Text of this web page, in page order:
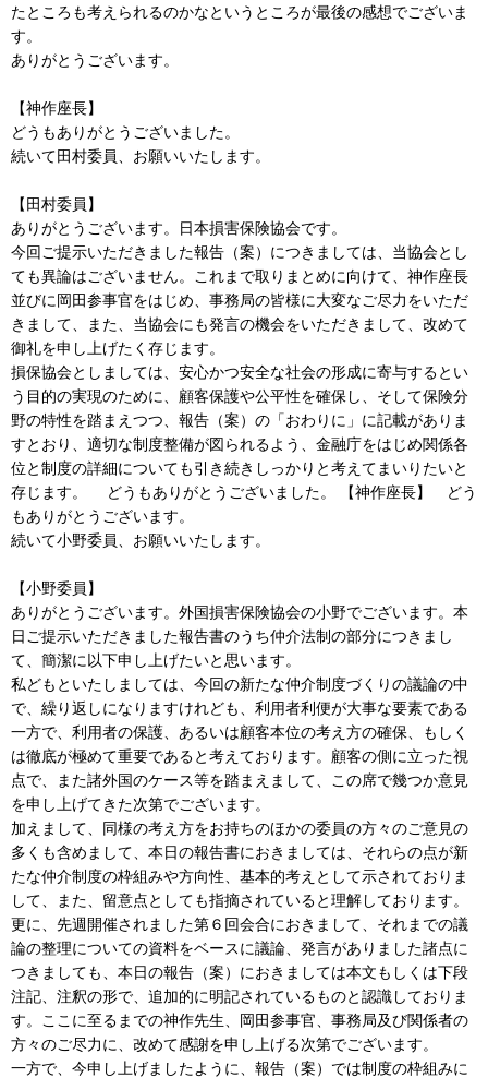
たところも考えられるのかなというところが最後の感想でございま
す。
ありがとうございます。
【神作座長】
どうもありがとうございました。
続いて田村委員、お願いいたします。
【田村委員】
ありがとうございます。日本損害保険協会です。
今回ご提示いただきました報告（案）につきましては、当協会とし
ても異論はございません。これまで取りまとめに向けて、神作座長
並びに岡田参事官をはじめ、事務局の皆様に大変なご尽力をいただ
きまして、また、当協会にも発言の機会をいただきまして、改めて
御礼を申し上げたく存じます。
損保協会としましては、安心かつ安全な社会の形成に寄与するとい
う目的の実現のために、顧客保護や公平性を確保し、そして保険分
野の特性を踏まえつつ、報告（案）の「おわりに」に記載がありま
すとおり、適切な制度整備が図られるよう、金融庁をはじめ関係各
位と制度の詳細についても引き続きしっかりと考えてまいりたいと
存じます。 どうもありがとうございました。 【神作座長】 どう
もありがとうございます。
続いて小野委員、お願いいたします。
【小野委員】
ありがとうございます。外国損害保険協会の小野でございます。本
日ご提示いただきました報告書のうち仲介法制の部分につきまし
て、簡潔に以下申し上げたいと思います。
私どもといたしましては、今回の新たな仲介制度づくりの議論の中
で、繰り返しになりますけれども、利用者利便が大事な要素である
一方で、利用者の保護、あるいは顧客本位の考え方の確保、もしく
は徹底が極めて重要であると考えております。顧客の側に立った視
点で、また諸外国のケース等を踏まえまして、この席で幾つか意見
を申し上げてきた次第でございます。
加えまして、同様の考え方をお持ちのほかの委員の方々のご意見の
多くも含めまして、本日の報告書におきましては、それらの点が新
たな仲介制度の枠組みや方向性、基本的考えとして示されておりま
して、また、留意点としても指摘されていると理解しております。
更に、先週開催されました第６回会合におきまして、それまでの議
論の整理についての資料をベースに議論、発言がありました諸点に
つきましても、本日の報告（案）におきましては本文もしくは下段
注記、注釈の形で、追加的に明記されているものと認識しておりま
す。ここに至るまでの神作先生、岡田参事官、事務局及び関係者の
方々のご尽力に、改めて感謝を申し上げる次第でございます。
一方で、今申し上げましたように、報告（案）では制度の枠組みに